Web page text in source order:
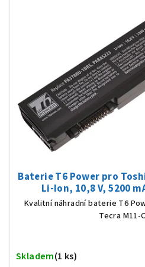
Baterie T6 Power pro
Li-Ion, 10,8 V, 5200
Kvalitní náhradní baterie T6
Tecra M11-
Skladem(1 ks)